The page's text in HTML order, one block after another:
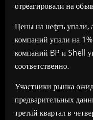
отреагировали на
Цены на нефть упали,
компаний упали на
компаний BP и Shell
соответственно.
Участники рынка
предварительных
третий квартал в